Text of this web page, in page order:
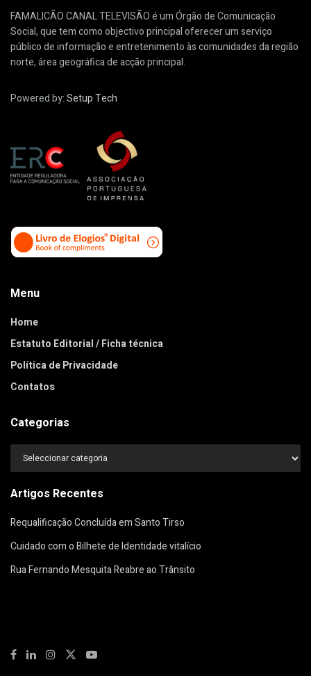
FAMALICÃO CANAL TELEVISÃO é um Órgão de Comunicação
Social, que tem como objectivo principal oferecer um serviço
público de informação e entretenimento às comunidades da região
norte, área geográfica de acção principal.
Powered by:Setup Tech
Menu
Home
Estatuto Editorial / Ficha técnica
Política de Privacidade
Contatos
Categorias
Categorias
Artigos Recentes
Requalificação Concluída em Santo Tirso
Cuidado com o Bilhete de Identidade vitalício
Rua Fernando Mesquita Reabre ao Trânsito